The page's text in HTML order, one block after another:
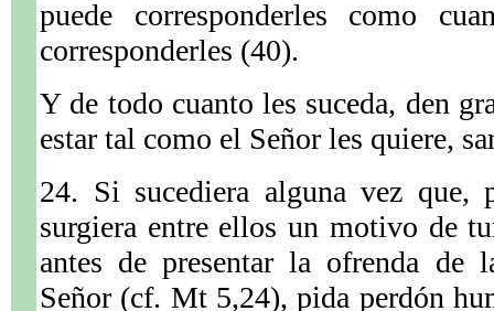
puede corresponderles como
corresponderles (40).
Y de todo cuanto les suceda, den
estar tal como el Señor les quiere,
24. Si sucediera alguna vez que,
surgiera entre ellos un motivo de
antes de presentar la ofrenda de
Señor (cf. Mt 5,24), pida perdón